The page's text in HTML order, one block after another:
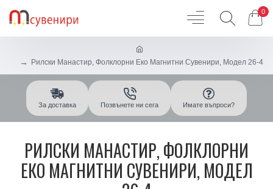
0
Рилски Манастир, Фолклорни Еко Магнитни Сувенири, Модел 26-4
За доставка Позвънете ни сега Имате въпроси?
РИЛСКИ МАНАСТИР, ФОЛКЛОРНИ
ЕКО МАГНИТНИ СУВЕНИРИ, МОДЕЛ